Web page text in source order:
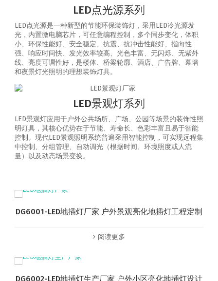
LED点光源系列
LED点光源是一种新型的节能环保装饰灯，采用LED冷光源发
光，内置微电脑芯片，可任意编程控制，多个同步变化，体积
小、环保性能好、安全稳定、抗震、抗冲击性能好、指向性
强、响应时间快、发光效率较高、光色丰富、无闪烁、无紫外
线、亮度可调性好，是楼体、桥梁轮廓、酒店、广告牌、幕墙
和夜景灯光照明的理想装饰灯具。
LED景观灯系列
LED景观灯应用于户外公共场所、广场、公园等场景的装饰性照
明灯具，其核心优势在于节能、寿命长、色彩丰富且易于智能
控制‌。‌现代LED景观照明系统普遍采用智能控制，可实现‌远程集
中控制、分组管理、自动调光（根据时间、环境照度或人流
量）以及动态场景变换‌。
DG6001-LED地插灯厂家 户外景观亮化地插灯工程定制
阅读更多
DG6002-LED地插灯生产厂家 户外小区亮化地插灯设计